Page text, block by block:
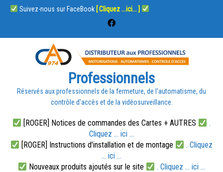
Suivez-nous sur FaceBook [ Cliquez ...ici... ]
Professionnels
Réservés aux professionnels de la fermeture, de l'automatisme, du
contrôle d'accès et de la vidéosurveillance.
[ROGER] Notices de commandes des Cartes + AUTRES
.
Cliquez ... ici ...
[ROGER] Instructions d'installation et de montage
. Cliquez
... ici ...
Nouveaux produits ajoutés sur le site
. Cliquez ... ici ...